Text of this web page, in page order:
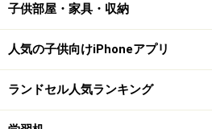
子供部屋・家具・収納
人気の子供向けiPhoneアプリ
ランドセル人気ランキング